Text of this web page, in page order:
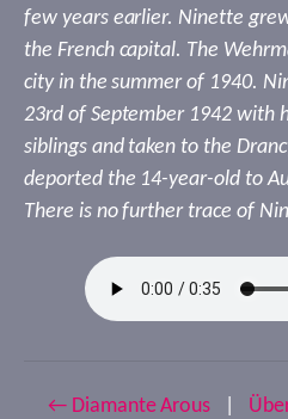
few years earlier. Ninette
the French capital. The
city in the summer of 1940.
23rd of September 1942 with
siblings and taken to the
deported the 14-year-old to
There is no further trace of
← Diamante Arous